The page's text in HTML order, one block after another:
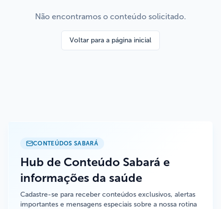
Não encontramos o conteúdo solicitado.
Voltar para a página inicial
CONTEÚDOS SABARÁ
Hub de Conteúdo Sabará e
informações da saúde
Cadastre-se para receber conteúdos exclusivos, alertas
importantes e mensagens especiais sobre a nossa rotina